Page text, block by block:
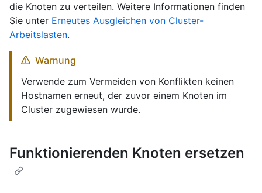
die Knoten zu verteilen. Weitere Informationen finden
Sie unter Erneutes Ausgleichen von Cluster-
Arbeitslasten.
Warnung
Verwende zum Vermeiden von Konflikten keinen
Hostnamen erneut, der zuvor einem Knoten im
Cluster zugewiesen wurde.
Funktionierenden Knoten ersetzen